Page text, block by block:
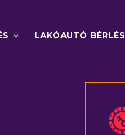
LAKÓAUTÓ BÉRLÉS